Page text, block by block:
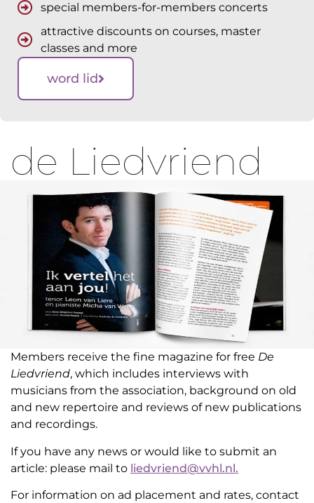
special members-for-members concerts
attractive discounts on courses, master
classes and more
word lid
de Liedvriend
Members receive the fine magazine for free De
Liedvriend, which includes interviews with
musicians from the association, background on old
and new repertoire and reviews of new publications
and recordings.
If you have any news or would like to submit an
article: please mail to liedvriend@vvhl.nl.
For information on ad placement and rates, contact